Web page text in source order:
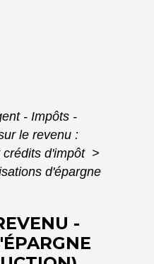
- Impôts -
le revenu :
d'impôt >
d'épargne
-